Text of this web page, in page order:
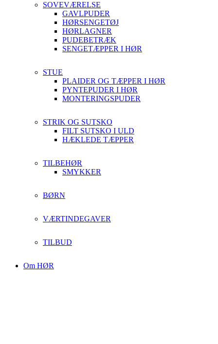
SOVEVÆRELSE
GAVLPUDER
HØRSENGETØJ
HØRLAGNER
PUDEBETRÆK
SENGETÆPPER I HØR
STUE
PLAIDER OG TÆPPER I HØR
PYNTEPUDER I HØR
MONTERINGSPUDER
STRIK OG SUTSKO
FILT SUTSKO I ULD
HÆKLEDE TÆPPER
TILBEHØR
SMYKKER
BØRN
VÆRTINDEGAVER
TILBUD
Om HØR